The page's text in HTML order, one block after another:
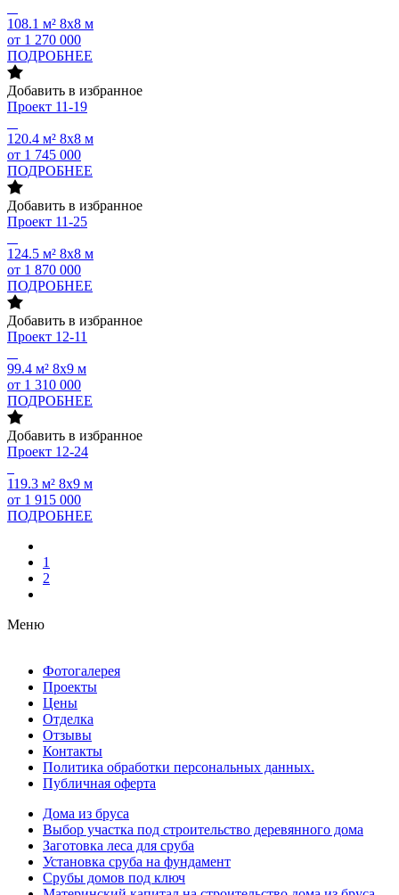
108.1 м² 8х8 м
от 1 270 000
ПОДРОБНЕЕ
Добавить в избранное
Проект 11-19
120.4 м² 8х8 м
от 1 745 000
ПОДРОБНЕЕ
Добавить в избранное
Проект 11-25
124.5 м² 8х8 м
от 1 870 000
ПОДРОБНЕЕ
Добавить в избранное
Проект 12-11
99.4 м² 8х9 м
от 1 310 000
ПОДРОБНЕЕ
Добавить в избранное
Проект 12-24
119.3 м² 8х9 м
от 1 915 000
ПОДРОБНЕЕ
1
2
Меню
Фотогалерея
Проекты
Цены
Отделка
Отзывы
Контакты
Политика обработки персональных данных.
Публичная оферта
Дома из бруса
Выбор участка под строительство деревянного дома
Заготовка леса для сруба
Установка сруба на фундамент
Срубы домов под ключ